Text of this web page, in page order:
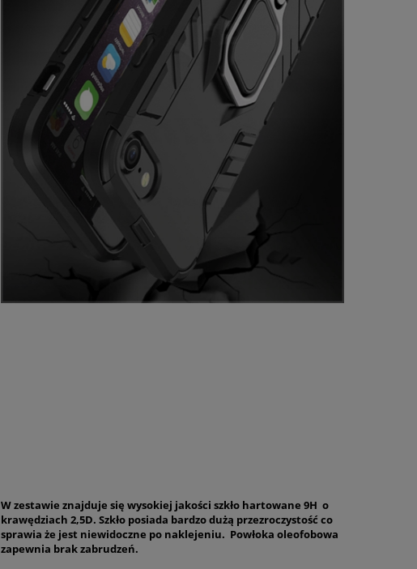
W zestawie znajduje się wysokiej jakości szkło hartowane 9H o
krawędziach 2,5D. Szkło posiada bardzo dużą przezroczystość co
sprawia że jest niewidoczne po naklejeniu. Powłoka oleofobowa
zapewnia brak zabrudzeń.